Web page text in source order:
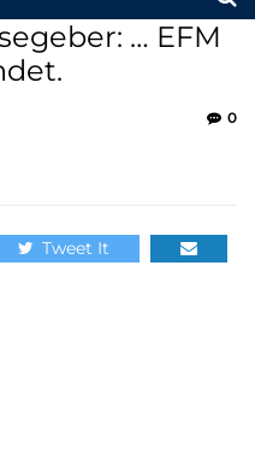
… EFM
0
Tweet It